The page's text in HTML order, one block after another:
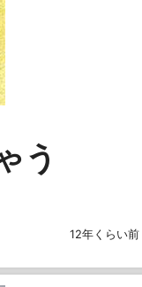
う
12年くらい前